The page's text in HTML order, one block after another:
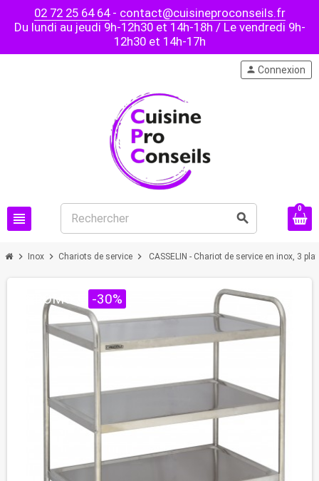
02 72 25 64 64- contact@cuisineproconseils.fr
Du lundi au jeudi 9h-12h30 et 14h-18h / Le vendredi 9h-
12h30 et 14h-17h
view_headline search
person Connexion
0
chevron_right Inox chevron_right Chariots de service chevron_right CASSELIN - Chariot de service en inox, 3
PROMO ! -30%